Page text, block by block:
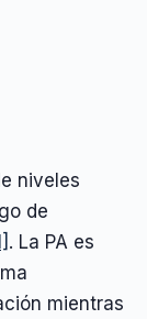
niveles
de
. La PA es
mientras